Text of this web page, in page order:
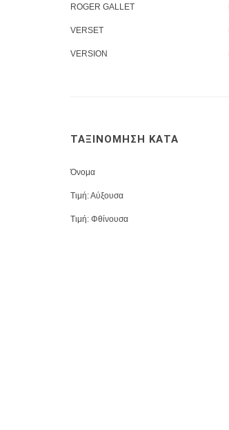
ROGER GALLET
VERSET
VERSION
ΤΑΞΙΝΟΜΗΣΗ ΚΑΤΑ
Όνομα
Τιμή: Αύξουσα
Τιμή: Φθίνουσα